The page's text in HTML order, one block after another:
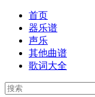
首页
器乐谱
声乐
其他曲谱
歌词大全